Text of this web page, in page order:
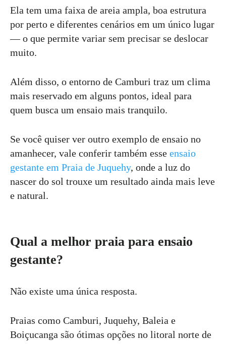
Ela tem uma faixa de areia ampla, boa estrutura
por perto e diferentes cenários em um único lugar
— o que permite variar sem precisar se deslocar
muito.
Além disso, o entorno de Camburi traz um clima
mais reservado em alguns pontos, ideal para
quem busca um ensaio mais tranquilo.
Se você quiser ver outro exemplo de ensaio no
amanhecer, vale conferir também esse ensaio
gestante em Praia de Juquehy, onde a luz do
nascer do sol trouxe um resultado ainda mais leve
e natural.
Qual a melhor praia para ensaio
gestante?
Não existe uma única resposta.
Praias como Camburi, Juquehy, Baleia e
Boiçucanga são ótimas opções no litoral norte de